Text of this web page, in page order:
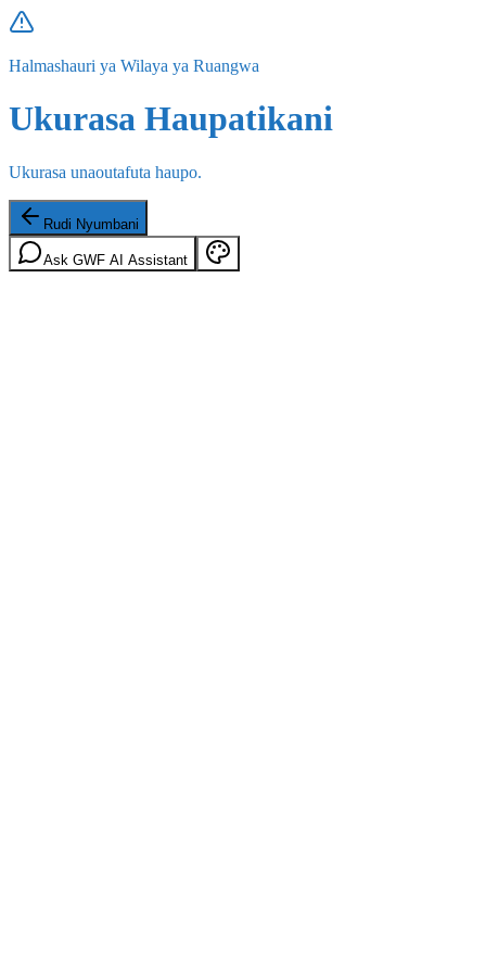
Halmashauri ya Wilaya ya Ruangwa
Ukurasa Haupatikani
Ukurasa unaoutafuta haupo.
Rudi Nyumbani
Ask GWF AI Assistant